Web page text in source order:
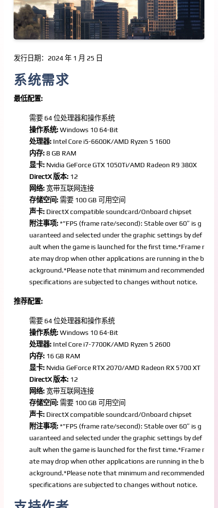
发行日期：2024 年 1 月 25 日
系统需求
最低配置:
需要 64 位处理器和操作系统
操作系统:Windows 10 64-Bit
处理器: Intel Core i5-6600K/AMD Ryzen 5 1600
内存:8 GB RAM
显卡: Nvidia GeForce GTX 1050Ti/AMD Radeon R9 380X
DirectX 版本: 12
网络: 宽带互联网连接
存储空间: 需要 100 GB 可用空间
声卡: DirectX compatible soundcard/Onboard chipset
附注事项:*”FPS (frame rate/second): Stable over 60″ is g
uaranteed and selected under the graphic settings by def
ault when the game is launched for the first time.*Frame r
ate may drop when other applications are running in the b
ackground.*Please note that minimum and recommended
specifications are subjected to changes without notice.
推荐配置:
需要 64 位处理器和操作系统
操作系统:Windows 10 64-Bit
处理器: Intel Core i7-7700K/AMD Ryzen 5 2600
内存: 16 GB RAM
显卡: Nvidia GeForce RTX 2070/AMD Radeon RX 5700 XT
DirectX 版本: 12
网络: 宽带互联网连接
存储空间: 需要 100 GB 可用空间
声卡: DirectX compatible soundcard/Onboard chipset
附注事项:*”FPS (frame rate/second): Stable over 60″ is g
uaranteed and selected under the graphic settings by def
ault when the game is launched for the first time.*Frame r
ate may drop when other applications are running in the b
ackground.*Please note that minimum and recommended
specifications are subjected to changes without notice.